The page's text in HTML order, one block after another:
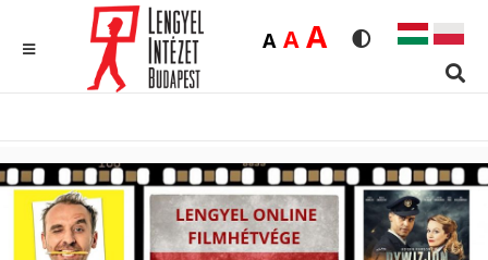
Rozmiar
ADomyślna
AŚrednia
ADużaWersja